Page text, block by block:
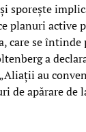
sporește
planuri active
care se întinde
a
au
de apărare de